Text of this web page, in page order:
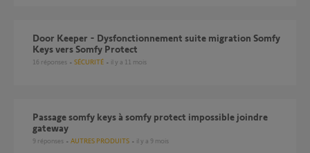
Door Keeper - Dysfonctionnement suite migration Somfy
Keys vers Somfy Protect
16 réponses SÉCURITÉ il y a 11 mois
Passage somfy keys à somfy protect impossible joindre
gateway
9 réponses AUTRES PRODUITS il y a 9 mois